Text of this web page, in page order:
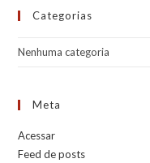
Categorias
Nenhuma categoria
Meta
Acessar
Feed de posts